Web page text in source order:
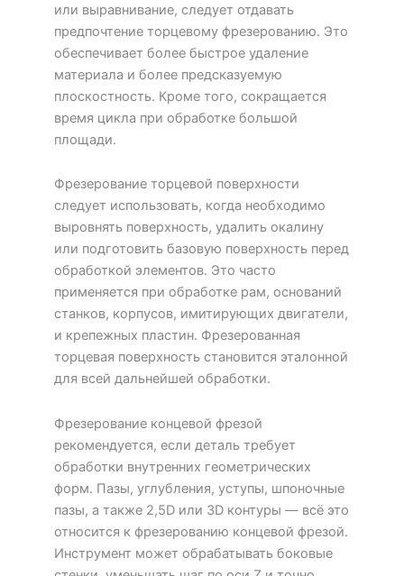
или выравнивание, следует отдавать
предпочтение торцевому фрезерованию. Это
обеспечивает более быстрое удаление
материала и более предсказуемую
плоскостность. Кроме того, сокращается
время цикла при обработке большой
площади.
Фрезерование торцевой поверхности
следует использовать, когда необходимо
выровнять поверхность, удалить окалину
или подготовить базовую поверхность перед
обработкой элементов. Это часто
применяется при обработке рам, оснований
станков, корпусов, имитирующих двигатели,
и крепежных пластин. Фрезерованная
торцевая поверхность становится эталонной
для всей дальнейшей обработки.
Фрезерование концевой фрезой
рекомендуется, если деталь требует
обработки внутренних геометрических
форм. Пазы, углубления, уступы, шпоночные
пазы, а также 2,5D или 3D контуры — всё это
относится к фрезерованию концевой фрезой.
Инструмент может обрабатывать боковые